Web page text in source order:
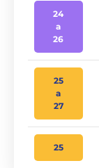
24
a
26
25
a
27
25